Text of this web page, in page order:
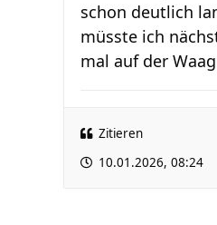
schon deutlich
müsste ich
mal auf der
Zitieren
10.01.2026, 08:24